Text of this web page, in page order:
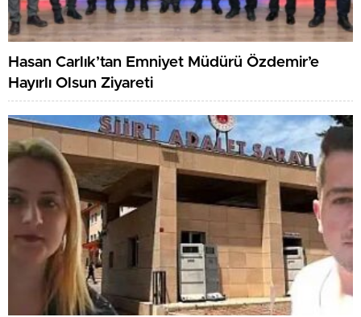
Hasan Carlık’tan Emniyet Müdürü Özdemir’e
Hayırlı Olsun Ziyareti